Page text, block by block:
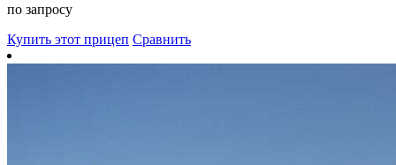
по запросу
Купить этот прицеп Сравнить